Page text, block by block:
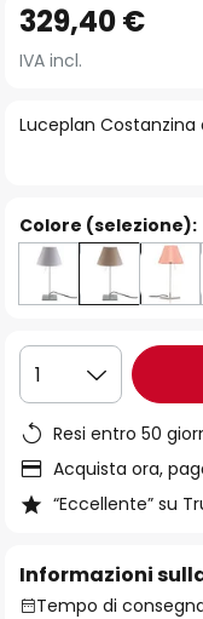
all'inizio
della
Luceplan
329,40 €
IVA incl.
Colore (selezione):
1
Resi entro 50
Acquista ora,
“Eccellente” su
Informazioni
Tempo di